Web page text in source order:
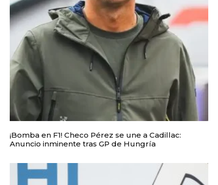
¡Bomba en F1! Checo Pérez se une a Cadillac:
Anuncio inminente tras GP de Hungría